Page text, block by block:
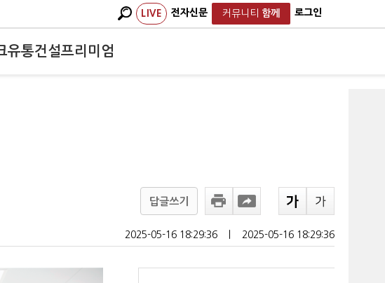
LIVE 전자신문 커뮤니티 함께 로그인
유통건설프리미엄
답글쓰기
2025-05-16 18:29:36 2025-05-16 18:29:36